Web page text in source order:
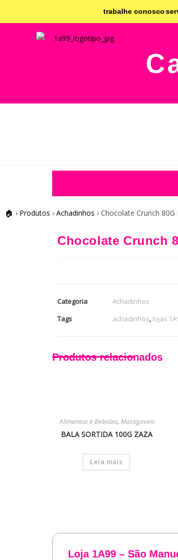
trabalhe conosco
🏠 › Produtos › Achadinhos › Chocolate Crunch 80G
Chocolate Crunch
Categoria
Achadinhos
Tags
achadinhos, lojas
Produtos relacionados
Alimentos e Bebidas, Mastigaveis
BALA SORTIDA 100G ZAZA
Leia mais
Loja 1A99 – São